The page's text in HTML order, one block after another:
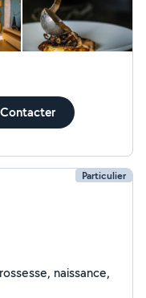
Contacter
Particulier
naissance,